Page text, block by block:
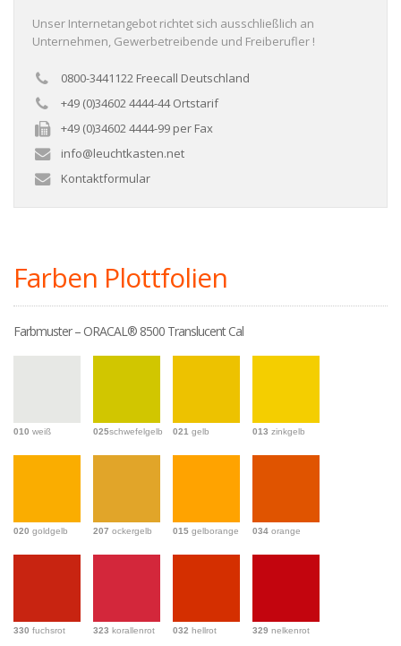
Unser Internetangebot richtet sich ausschließlich an
Unternehmen, Gewerbetreibende und Freiberufler !
0800-3441122 Freecall Deutschland
+49 (0)34602 4444-44 Ortstarif
+49 (0)34602 4444-99 per Fax
info@leuchtkasten.net
Kontaktformular
Farben Plottfolien
Farbmuster – ORACAL® 8500 Translucent Cal
010 weiß 025schwefelgelb 021 gelb 013 zinkgelb
020 goldgelb 207 ockergelb 015 gelborange 034 orange
330 fuchsrot 323 korallenrot 032 hellrot 329 nelkenrot